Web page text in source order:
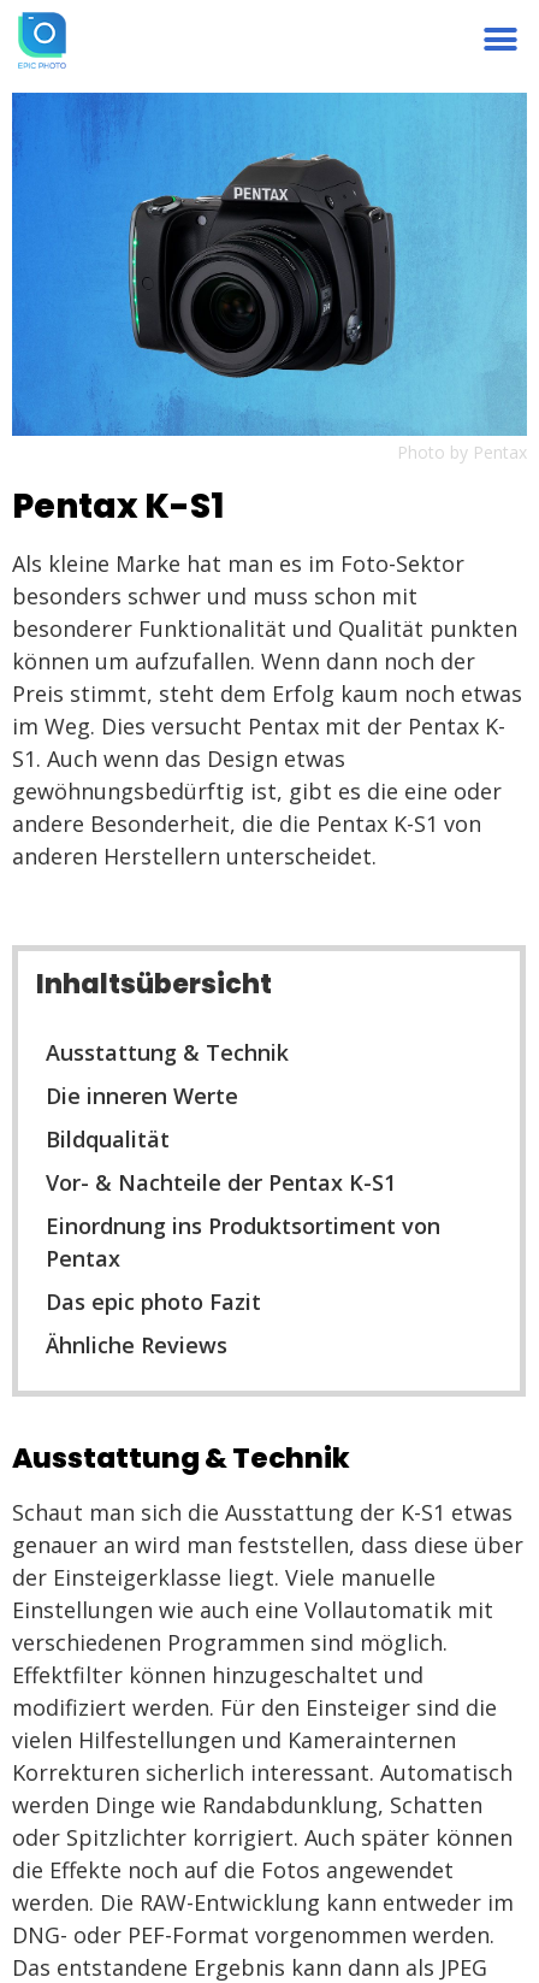
Photo by Pentax
Pentax K-S1
Als kleine Marke hat man es im Foto-Sektor
besonders schwer und muss schon mit
besonderer Funktionalität und Qualität punkten
können um aufzufallen. Wenn dann noch der
Preis stimmt, steht dem Erfolg kaum noch etwas
im Weg. Dies versucht Pentax mit der Pentax K-
S1. Auch wenn das Design etwas
gewöhnungsbedürftig ist, gibt es die eine oder
andere Besonderheit, die die Pentax K-S1 von
anderen Herstellern unterscheidet.
Inhaltsübersicht
Ausstattung & Technik
Die inneren Werte
Bildqualität
Vor- & Nachteile der Pentax K-S1
Einordnung ins Produktsortiment von
Pentax
Das epic photo Fazit
Ähnliche Reviews
Ausstattung & Technik
Schaut man sich die Ausstattung der K-S1 etwas
genauer an wird man feststellen, dass diese über
der Einsteigerklasse liegt. Viele manuelle
Einstellungen wie auch eine Vollautomatik mit
verschiedenen Programmen sind möglich.
Effektfilter können hinzugeschaltet und
modifiziert werden. Für den Einsteiger sind die
vielen Hilfestellungen und Kamerainternen
Korrekturen sicherlich interessant. Automatisch
werden Dinge wie Randabdunklung, Schatten
oder Spitzlichter korrigiert. Auch später können
die Effekte noch auf die Fotos angewendet
werden. Die RAW-Entwicklung kann entweder im
DNG- oder PEF-Format vorgenommen werden.
Das entstandene Ergebnis kann dann als JPEG